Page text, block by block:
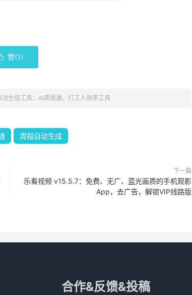
赞(1)
动生成工具：AI周报通，打工人效率工具
周报自动生成
下一篇
乐看视频 v15.5.7：免费、无广、蓝光画质的手机观影
App，去广告，解锁VIP线路版
合作&反馈&投稿